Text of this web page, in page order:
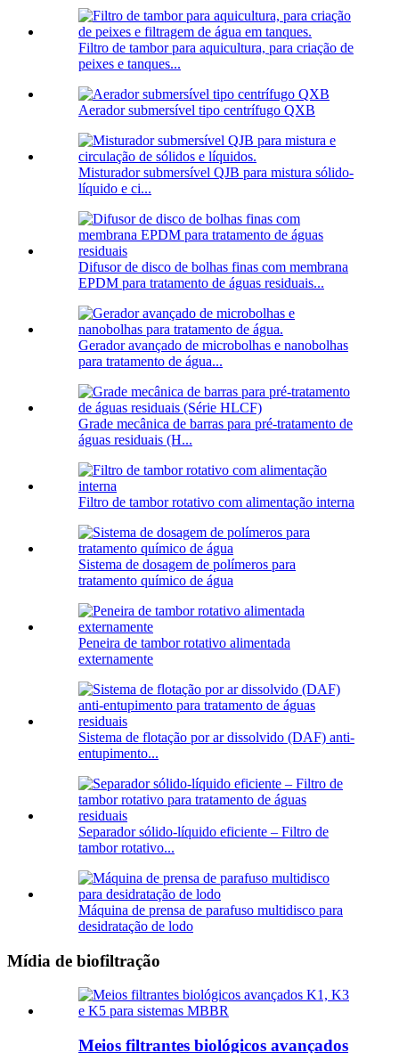
Filtro de tambor para aquicultura, para criação de
peixes e tanques...
Aerador submersível tipo centrífugo QXB
Misturador submersível QJB para mistura sólido-
líquido e ci...
Difusor de disco de bolhas finas com membrana
EPDM para tratamento de águas residuais...
Gerador avançado de microbolhas e nanobolhas
para tratamento de água...
Grade mecânica de barras para pré-tratamento de
águas residuais (H...
Filtro de tambor rotativo com alimentação interna
Sistema de dosagem de polímeros para
tratamento químico de água
Peneira de tambor rotativo alimentada
externamente
Sistema de flotação por ar dissolvido (DAF) anti-
entupimento...
Separador sólido-líquido eficiente – Filtro de
tambor rotativo...
Máquina de prensa de parafuso multidisco para
desidratação de lodo
Mídia de biofiltração
Meios filtrantes biológicos avançados